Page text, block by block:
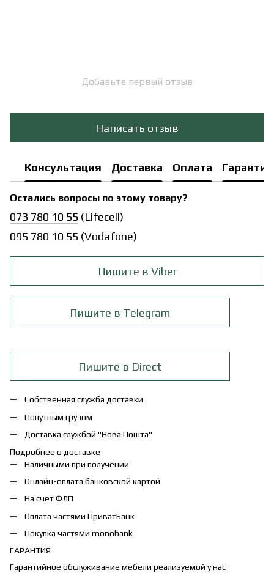
Добавьте первый отзыв
Написать отзыв
Консультация Доставка Оплата Гарантия
Остались вопросы по этому товару?
073 780 10 55 (Lifecell)
095 780 10 55 (Vodafone)
Пишите в Viber
Пишите в Telegram
Пишите в Direct
Собственная служба доставки
Попутным грузом
Доставка службой "Нова Пошта"
Подробнее о доставке
Наличными при получении
Онлайн-оплата банковской картой
На счет ФЛП
Оплата частями ПриватБанк
Покупка частями monobank
ГАРАНТИЯ
Гарантийное обслуживание мебели реализуемой у нас